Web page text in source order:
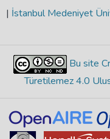
| İstanbul Medeniyet
Bu site
Türetilemez 4.0